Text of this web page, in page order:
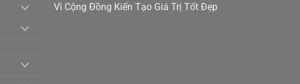
Vì Cộng Đồng Kiến Tạo Giá Trị Tốt Đẹp